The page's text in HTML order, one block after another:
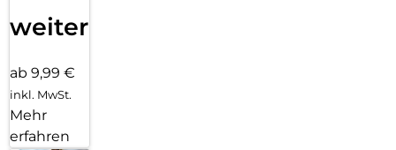
weiter
ab 9,99 €
inkl. MwSt.
Mehr
erfahren